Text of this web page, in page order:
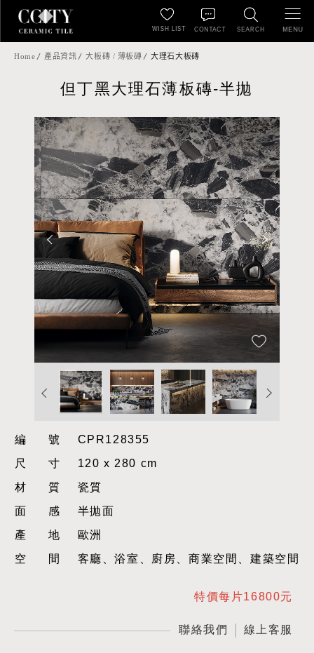
SEARCH
WISH LIST CONTACT MENU
Home 產品資訊 大板磚 / 薄板磚 大理石大板磚
但丁黑大理石薄板磚-半拋
編號CPR128355
尺寸120 x 280 cm
材質瓷質
面感半拋面
產地歐洲
空間客廳、浴室、廚房、商業空間、建築空間
特價每片16800元
聯絡我們 線上客服